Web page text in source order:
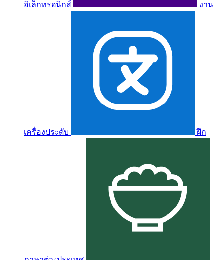
อิเล็กทรอนิกส์ งาน
เครื่องประดับ ฝึก